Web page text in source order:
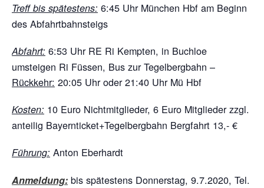
Treff bis spätestens: 6:45 Uhr München Hbf am Beginn
des Abfahrtbahnsteigs
Abfahrt: 6:53 Uhr RE Ri Kempten, in Buchloe
umsteigen Ri Füssen, Bus zur Tegelbergbahn –
Rückkehr: 20:05 Uhr oder 21:40 Uhr Mü Hbf
Kosten: 10 Euro Nichtmitglieder, 6 Euro Mitglieder zzgl.
anteilig Bayernticket+Tegelbergbahn Bergfahrt 13,- €
Führung: Anton Eberhardt
Anmeldung: bis spätestens Donnerstag, 9.7.2020, Tel.